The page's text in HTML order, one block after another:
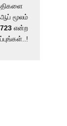
மூலம்
என்ற